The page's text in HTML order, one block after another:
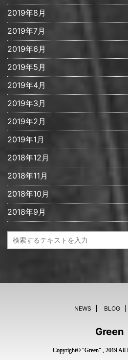
2019年8月
2019年7月
2019年6月
2019年5月
2019年4月
2019年3月
2019年2月
2019年1月
2018年12月
2018年11月
2018年10月
2018年9月
NEWS BLOG
Green
Copyright© "Green" , 2019 All